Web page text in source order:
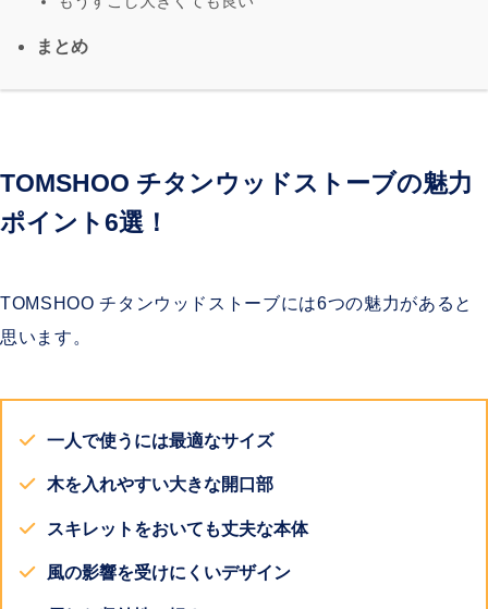
まとめ
TOMSHOO チタンウッドストーブの魅力
ポイント6選！
TOMSHOO チタンウッドストーブには6つの魅力があると
思います。
一人で使うには最適なサイズ
木を入れやすい大きな開口部
スキレットをおいても丈夫な本体
風の影響を受けにくいデザイン